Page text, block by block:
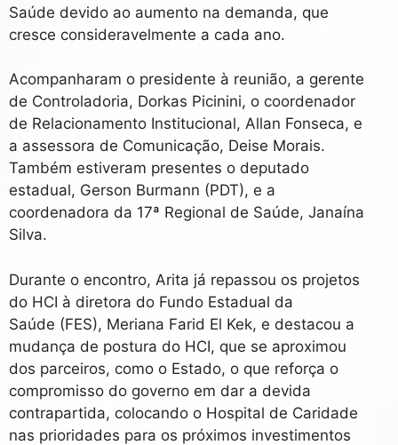
Saúde devido ao aumento na demanda, que
cresce consideravelmente a cada ano.
Acompanharam o presidente à reunião, a gerente
de Controladoria, Dorkas Picinini, o coordenador
de Relacionamento Institucional, Allan Fonseca, e
a assessora de Comunicação, Deise Morais.
Também estiveram presentes o deputado
estadual, Gerson Burmann (PDT), e a
coordenadora da 17ª Regional de Saúde, Janaína
Silva.
Durante o encontro, Arita já repassou os projetos
do HCI à diretora do Fundo Estadual da
Saúde (FES), Meriana Farid El Kek, e destacou a
mudança de postura do HCI, que se aproximou
dos parceiros, como o Estado, o que reforça o
compromisso do governo em dar a devida
contrapartida, colocando o Hospital de Caridade
nas prioridades para os próximos investimentos